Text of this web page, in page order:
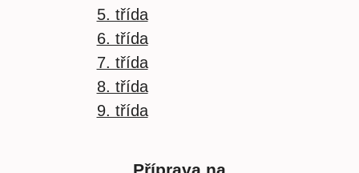
5. třída
6. třída
7. třída
8. třída
9. třída